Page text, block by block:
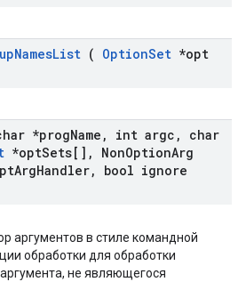
NamesList ( OptionSet *opt
*progName , int argc ,
char
*optSets[] , NonOptionArg
ArgHandler,
bool ignore
аргументов в стиле командной
обработки для обработки
не являющегося